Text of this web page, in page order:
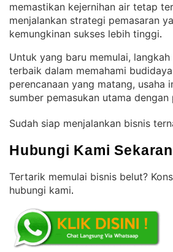
memastikan kejernihan air tetap
menjalankan strategi pemasaran
kemungkinan sukses lebih tinggi.
Untuk yang baru memulai,
terbaik dalam memahami budidaya
perencanaan yang matang, usaha
sumber pemasukan utama
Sudah siap menjalankan bisnis
Hubungi Kami
Tertarik memulai bisnis belut?
hubungi kami.